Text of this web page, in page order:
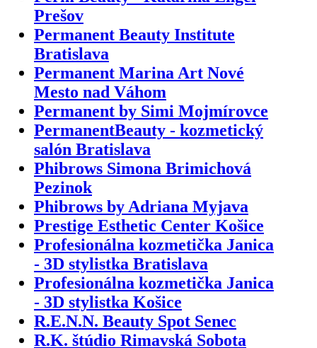
Prešov
Permanent Beauty Institute
Bratislava
Permanent Marina Art Nové
Mesto nad Váhom
Permanent by Simi Mojmírovce
PermanentBeauty - kozmetický
salón Bratislava
Phibrows Simona Brimichová
Pezinok
Phibrows by Adriana Myjava
Prestige Esthetic Center Košice
Profesionálna kozmetička Janica
- 3D stylistka Bratislava
Profesionálna kozmetička Janica
- 3D stylistka Košice
R.E.N.N. Beauty Spot Senec
R.K. štúdio Rimavská Sobota